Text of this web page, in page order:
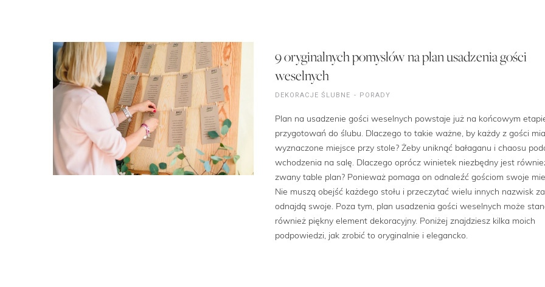
9 oryginalnych pomysłów na plan usadzenia gości
weselnych
DEKORACJE ŚLUBNE PORADY
Plan na usadzenie gości weselnych powstaje już na końcowym
przygotowań do ślubu. Dlaczego to takie ważne, by każdy z gości
wyznaczone miejsce przy stole? Żeby uniknąć bałaganu i chaosu
wchodzenia na salę. Dlaczego oprócz winietek niezbędny jest
zwany table plan? Ponieważ pomaga on odnaleźć gościom swoje
Nie muszą obejść każdego stołu i przeczytać wielu innych nazwisk
odnajdą swoje. Poza tym, plan usadzenia gości weselnych może
również piękny element dekoracyjny. Poniżej znajdziesz kilka moich
podpowiedzi, jak zrobić to oryginalnie i elegancko.